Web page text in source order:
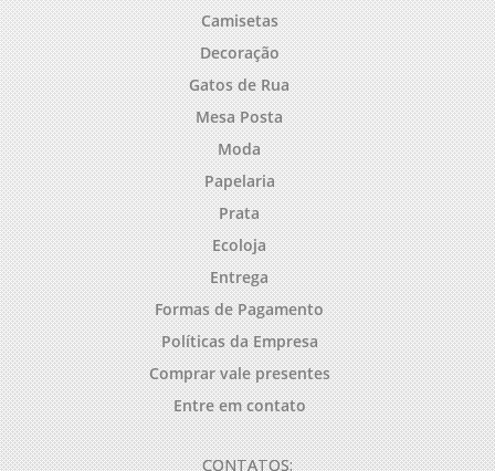
Camisetas
Decoração
Gatos de Rua
Mesa Posta
Moda
Papelaria
Prata
Ecoloja
Entrega
Formas de Pagamento
Políticas da Empresa
Comprar vale presentes
Entre em contato
CONTATOS: